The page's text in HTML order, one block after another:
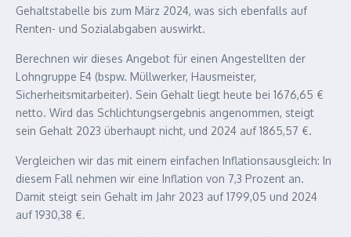
Gehaltstabelle bis zum März 2024, was sich ebenfalls auf
Renten- und Sozialabgaben auswirkt.
Berechnen wir dieses Angebot für einen Angestellten der
Lohngruppe E4 (bspw. Müllwerker, Hausmeister,
Sicherheitsmitarbeiter). Sein Gehalt liegt heute bei 1676,65 €
netto. Wird das Schlichtungsergebnis angenommen, steigt
sein Gehalt 2023 überhaupt nicht, und 2024 auf 1865,57 €.
Vergleichen wir das mit einem einfachen Inflationsausgleich: In
diesem Fall nehmen wir eine Inflation von 7,3 Prozent an.
Damit steigt sein Gehalt im Jahr 2023 auf 1799,05 und 2024
auf 1930,38 €.